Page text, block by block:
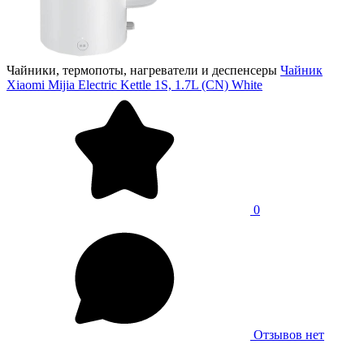
Чайники, термопоты, нагреватели и деспенсеры Чайник
Xiaomi Mijia Electric Kettle 1S, 1.7L (CN) White
0
Отзывов нет